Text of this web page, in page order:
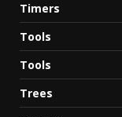
Timers
Tools
Tools
Trees